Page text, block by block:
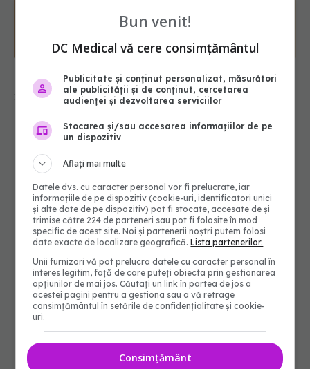
Cum să nu arăți obosită chiar și după o noapte
18 iun 2026, 08:49
Bun venit!
DC Medical vă cere consimțământul
Publicitate și conținut personalizat, măsurători
ale publicității și de conținut, cercetarea
audienței și dezvoltarea serviciilor
Stocarea și/sau accesarea informațiilor de pe
un dispozitiv
Aflați mai multe
Datele dvs. cu caracter personal vor fi prelucrate, iar
informațiile de pe dispozitiv (cookie-uri, identificatori unici
și alte date de pe dispozitiv) pot fi stocate, accesate de și
trimise către 224 de parteneri sau pot fi folosite în mod
specific de acest site. Noi și partenerii noștri putem folosi
date exacte de localizare geografică.Lista partenerilor.
Unii furnizori vă pot prelucra datele cu caracter personal în
interes legitim, față de care puteți obiecta prin gestionarea
opțiunilor de mai jos. Căutați un link în partea de jos a
acestei pagini pentru a gestiona sau a vă retrage
consimțământul în setările de confidențialitate și cookie-
uri.
Consimțământ